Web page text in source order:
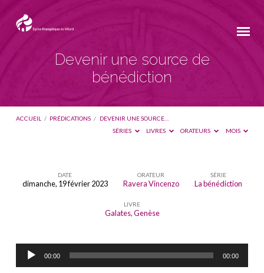
Devenir une source de
bénédiction
ACCUEIL / PRÉDICATIONS / DEVENIR UNE SOURCE…
SÉRIES
LIVRES ORATEURS MOIS
Devenir
de
bénédiction
DATE
dimanche, 19 février 2023
ORATEUR
Ravera Vincenzo
SÉRIE
La bénédiction
LIVRE
Galates,Genèse
Lecteur
audio
00:00 00:00